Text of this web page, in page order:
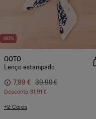
-80%
OOTO
Lenço estampado
7,99 € 39,90 €
Desconto 31,91 €
+2 Cores